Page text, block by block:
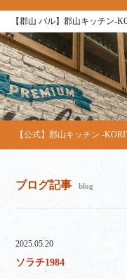
【郡山 バル】郡山キッチン-
【公式】郡山キッチン -
ブログ記事 blog
2025.05.20
ソラチ1984